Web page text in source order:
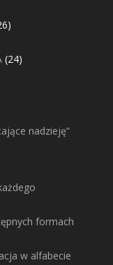
226
2424
nadzieję”
formach
w alfabecie